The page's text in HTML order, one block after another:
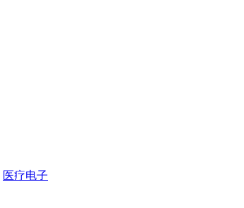
医疗电子